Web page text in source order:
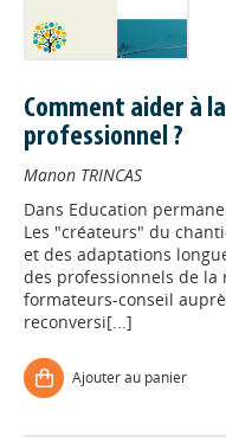
Comment aider à
professionnel ?
Manon TRINCAS
Dans Education
Les "créateurs" du
et des adaptations
des professionnels de
formateurs-conseil
reconversi[...]
Ajouter au panier